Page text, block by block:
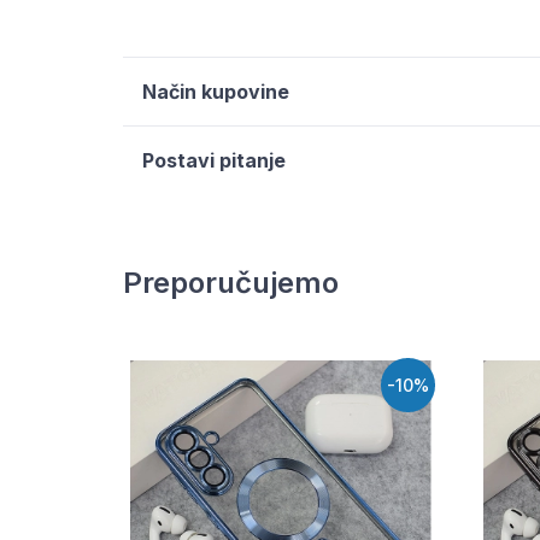
Način kupovine
Postavi pitanje
Preporučujemo
-10%